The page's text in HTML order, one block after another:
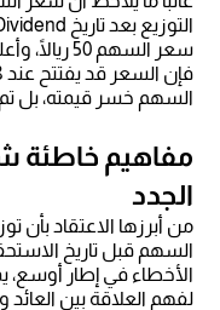
السهم خسر قيمته، بل
مفاهيم خاطئة
الجدد
من أبرزها الاعتقاد بأن
السهم قبل تاريخ
الأخطاء في إطار أوسع،
لفهم العلاقة بين العائد